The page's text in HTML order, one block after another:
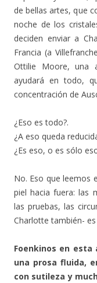
de bellas artes, que
noche de los
deciden enviar a
Francia (a
Ottilie Moore, una
ayudará en todo,
concentración de
¿Eso es todo?.
¿A eso queda
¿Es eso, o es sólo
No. Eso que leemos
piel hacia fuera: las
las pruebas, las
Charlotte también-
Foenkinos en
una prosa fluida,
con sutileza y